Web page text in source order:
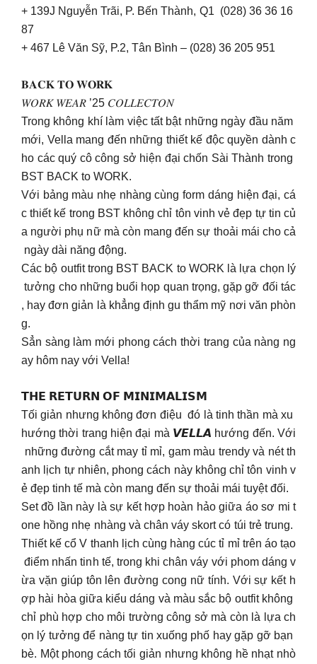
+ 139J Nguyễn Trãi, P. Bến Thành, Q1 (028) 36 36 16
87
+ 467 Lê Văn Sỹ, P.2, Tân Bình – (028) 36 205 951
𝐁𝐀𝐂𝐊 𝐓𝐎 𝐖𝐎𝐑𝐊
𝑊𝑂𝑅𝐾 𝑊𝐸𝐴𝑅 ’25 𝐶𝑂𝐿𝐿𝐸𝐶𝑇𝑂𝑁
Trong không khí làm việc tất bật những ngày đầu năm
mới, Vella mang đến những thiết kế độc quyền dành c
ho các quý cô công sở hiện đại chốn Sài Thành trong
BST BACK to WORK.
Với bảng màu nhẹ nhàng cùng form dáng hiện đại, cá
c thiết kế trong BST không chỉ tôn vinh vẻ đẹp tự tin củ
a người phụ nữ mà còn mang đến sự thoải mái cho cả
ngày dài năng động.
Các bộ outfit trong BST BACK to WORK là lựa chọn lý
tưởng cho những buổi họp quan trọng, gặp gỡ đối tác
, hay đơn giản là khẳng định gu thẩm mỹ nơi văn phòn
g.
Sẳn sàng làm mới phong cách thời trang của nàng ng
ay hôm nay với Vella!
𝗧𝗛𝗘 𝗥𝗘𝗧𝗨𝗥𝗡 𝗢𝗙 𝗠𝗜𝗡𝗜𝗠𝗔𝗟𝗜𝗦𝗠
Tối giản nhưng không đơn điệu đó là tinh thần mà xu
hướng thời trang hiện đại mà 𝙑𝙀𝙇𝙇𝘼 hướng đến. Với
những đường cắt may tỉ mỉ, gam màu trendy và nét th
anh lịch tự nhiên, phong cách này không chỉ tôn vinh v
ẻ đẹp tinh tế mà còn mang đến sự thoải mái tuyệt đối.
Set đồ lần này là sự kết hợp hoàn hảo giữa áo sơ mi t
one hồng nhẹ nhàng và chân váy skort có túi trẻ trung.
Thiết kế cổ V thanh lịch cùng hàng cúc tỉ mỉ trên áo tạo
điểm nhấn tinh tế, trong khi chân váy với phom dáng v
ừa vặn giúp tôn lên đường cong nữ tính. Với sự kết h
ợp hài hòa giữa kiểu dáng và màu sắc bộ outfit không
chỉ phù hợp cho môi trường công sở mà còn là lựa ch
ọn lý tưởng để nàng tự tin xuống phố hay gặp gỡ bạn
bè. Một phong cách tối giản nhưng không hề nhạt nhò